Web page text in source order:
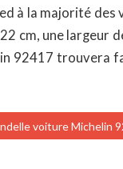
à la majorité des
cm, une largeur
92417 trouvera
voiture Michelin